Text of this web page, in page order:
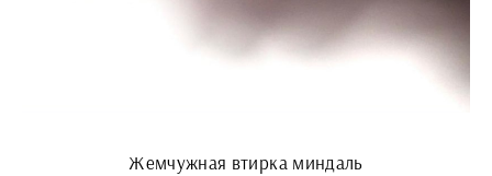
Жемчужная втирка миндаль